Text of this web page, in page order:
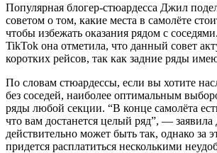
Популярная блогер-стюардесса Джил поделилась полезным
советом о том, какие места в самолёте
чтобы избежать оказания рядом с
TikTok она отметила, что данный совет
коротких рейсов, так как задние ряды
По словам стюардессы, если вы хотите
без соседей, наиболее оптимальным
ряды любой секции. “В конце самолёта
что вам достанется целый ряд”, —
действительно может быть так, однако за
придется расплатиться несколькими